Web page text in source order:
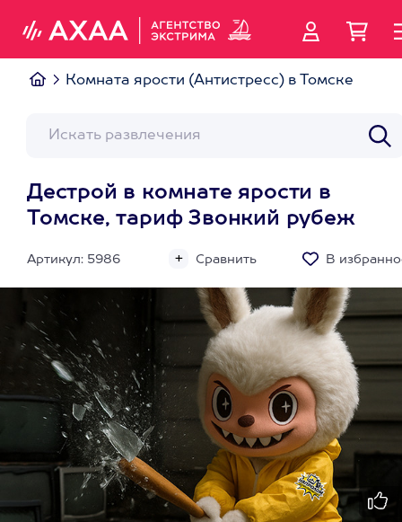
Комната ярости (Антистресс) в Томске
Дестрой в комнате ярости в
Томске, тариф Звонкий рубеж
Артикул: 5986 Сравнить В